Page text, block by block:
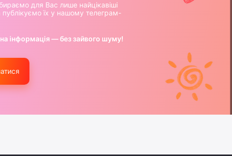
для Вас лише найцікавіші
публікуємо їх у нашому телеграм-
інформація — без зайвого шуму!